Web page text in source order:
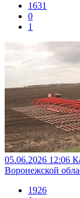
1631
0
1
05.06.2026 12:06
Воронежской
1926